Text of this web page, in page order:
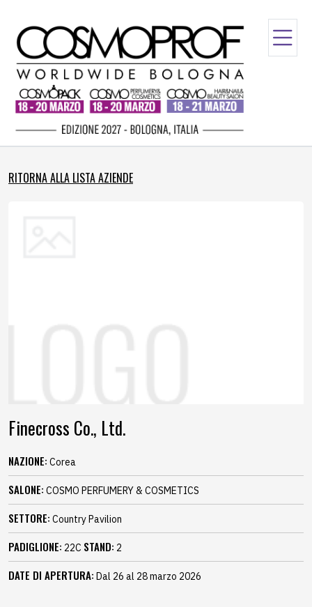
RITORNA ALLA LISTA AZIENDE
Finecross Co., Ltd.
NAZIONE: Corea
SALONE: COSMO PERFUMERY & COSMETICS
SETTORE: Country Pavilion
PADIGLIONE: 22C STAND: 2
DATE DI APERTURA: Dal 26 al 28 marzo 2026